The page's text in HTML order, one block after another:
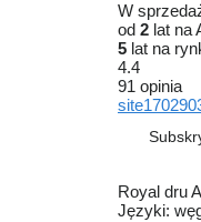
W
od 2 lat na
5 lat na
4.4
91 opinia
Royal dru
Języki: